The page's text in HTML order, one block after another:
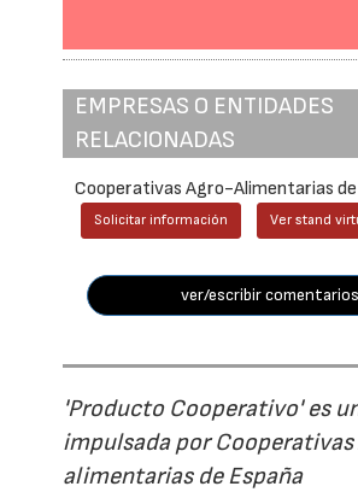
EMPRESAS O ENTIDADES
RELACIONADAS
Cooperativas Agro-Alimentarias
Solicitar información Ver stand
ver/escribir comentarios
'Producto Cooperativo' es
impulsada por
alimentarias de España